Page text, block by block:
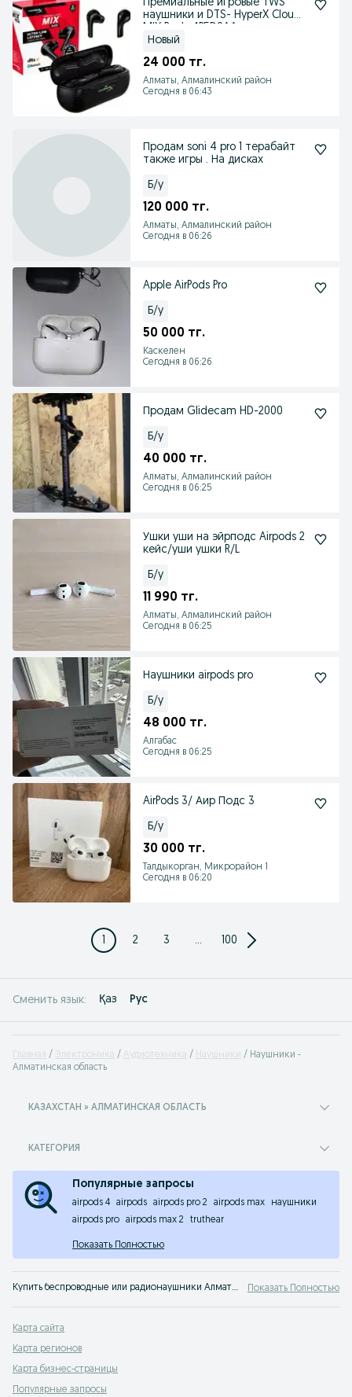
Премиальные игровые TWS
наушники и DTS- HyperX Cloud
Новый
24 000 тг.
Алматы, Алмалинский район
Сегодня в 06:43
Продам soni 4 pro 1 терабайт
также игры . На дисках
Б/у
120 000 тг.
Алматы, Алмалинский район
Сегодня в 06:26
Apple AirPods Pro
Б/у
50 000 тг.
Каскелен
Сегодня в 06:26
Продам Glidecam HD-2000
Б/у
40 000 тг.
Алматы, Алмалинский район
Сегодня в 06:25
Ушки уши на эйрподс Airpods 2
кейс/уши ушки R/L
Б/у
11 990 тг.
Алматы, Алмалинский район
Сегодня в 06:25
Наушники airpods pro
Б/у
48 000 тг.
Алгабас
Сегодня в 06:25
AirPods 3/ Аир Подс 3
Б/у
30 000 тг.
Талдыкорган, Микрорайон 1
Сегодня в 06:20
1 2 3 ... 100
Сменить язык: Қаз Рус
Главная Электроника Аудиотехника Наушники
Наушники -
Алматинская область
КАЗАХСТАН » АЛМАТИНСКАЯ ОБЛАСТЬ
КАТЕГОРИЯ
Популярные запросы
airpods 4 airpods airpods pro 2 airpods max
наушники
airpods pro
airpods max 2 truthear
Показать Полностью
Купить беспроводные или радионаушники Алматинская область на сервисе частных объявлений OLX Алматинская область Показать Полностью
Карта сайта
Карта регионов
Карта бизнес-страницы
Популярные запросы